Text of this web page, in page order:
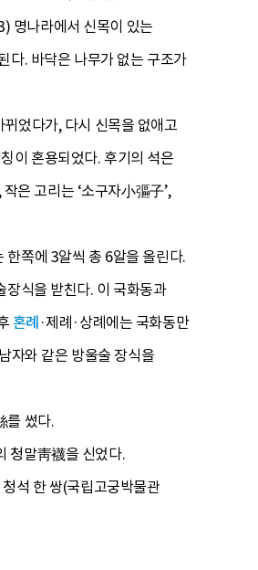
명나라에서 신목이 있는
다. 바닥은 나무가 없는 구조가
었다가, 다시 신목을 없애고
이 혼용되었다. 후기의 석은
은 고리는 ‘소구자小彄子’,
한쪽에 3알씩 총 6알을 올린다.
장식을 받친다. 이 국화동과
혼례·제례·상례에는 국화동만
자와 같은 방울술 장식을
를 썼다.
청말靑襪을 신었다.
석 한 쌍(국립고궁박물관